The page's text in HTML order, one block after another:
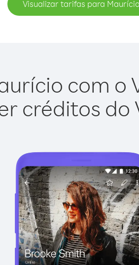
Visualizar tarifas para Maurício
com o
créditos do